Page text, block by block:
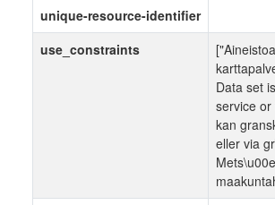
unique-resource-identifier
use_constraints
Data set
service
kan
eller via